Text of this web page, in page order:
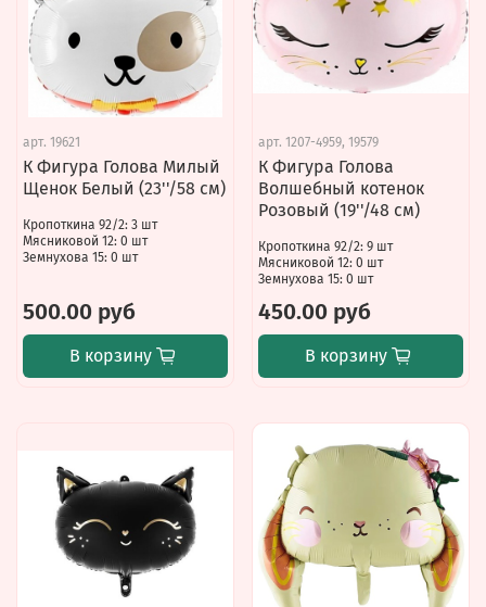
арт. 19621
К Фигура Голова Милый
Щенок Белый (23''/58 см)
Кропоткина 92/2: 3 шт
Мясниковой 12: 0 шт
Земнухова 15: 0 шт
500.00 руб
В корзину
арт. 1207-4959, 19579
К Фигура Голова
Волшебный котенок
Розовый (19''/48 см)
Кропоткина 92/2: 9 шт
Мясниковой 12: 0 шт
Земнухова 15: 0 шт
450.00 руб
В корзину